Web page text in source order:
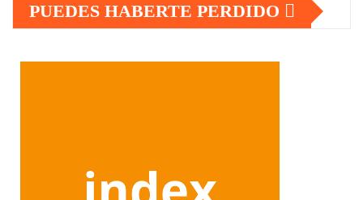
PUEDES HABERTE PERDIDO